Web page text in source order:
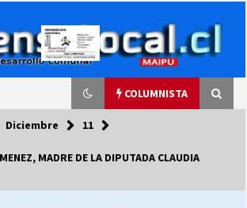
COLUMNISTA
Diciembre 11
MADRE DE LA DIPUTADA CLAUDIA